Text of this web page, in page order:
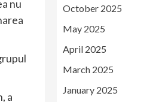
nu
a
October 2025
May 2025
April 2025
March 2025
January 2025